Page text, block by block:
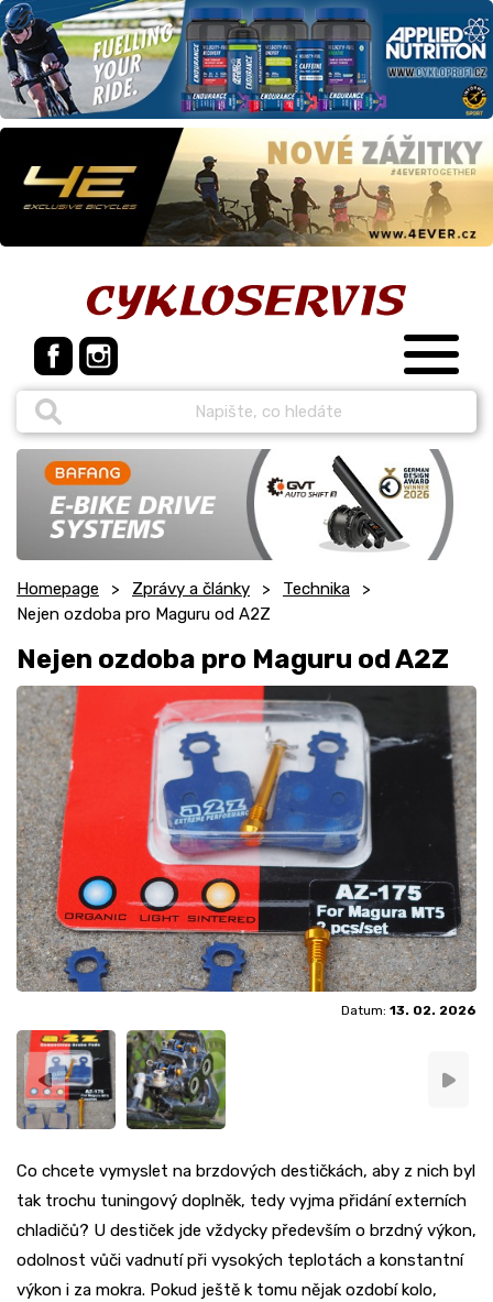
Homepage Zprávy a články
Technika
Nejen ozdoba pro Maguru od A2Z
Nejen ozdoba pro Maguru od A2Z
Datum: 13. 02. 2026
Co chcete vymyslet na brzdových destičkách, aby z nich byl
tak trochu tuningový doplněk, tedy vyjma přidání externích
chladičů? U destiček jde vždycky především o brzdný výkon,
odolnost vůči vadnutí při vysokých teplotách a konstantní
výkon i za mokra. Pokud ještě k tomu nějak ozdobí kolo,